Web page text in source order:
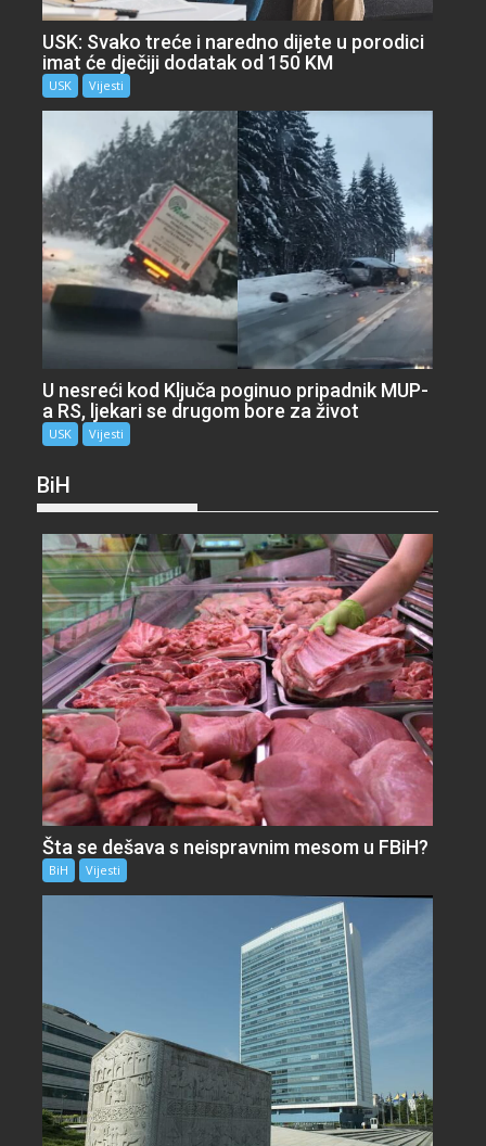
USK: Svako treće i naredno dijete u porodici
imat će dječiji dodatak od 150 KM
USK Vijesti
U nesreći kod Ključa poginuo pripadnik MUP-
a RS, ljekari se drugom bore za život
USK Vijesti
BiH
Šta se dešava s neispravnim mesom u FBiH?
BiH Vijesti